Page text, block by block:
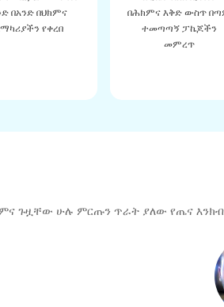
በአንድ በህክምና
የቀረበ
በሕክምና እቅድ ውስጥ
ተመጣጣኝ ፓኬጆችን
መምረጥ
ጉዟቸው ሁሉ ምርጡን ጥራት ያለው የጤና